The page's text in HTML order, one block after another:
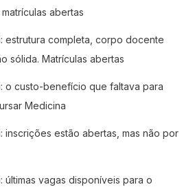
abertas
estrutura completa, corpo docente
sólida. Matrículas abertas
o custo-benefício que faltava para
Medicina
inscrições estão abertas, mas não por
últimas vagas disponíveis para o